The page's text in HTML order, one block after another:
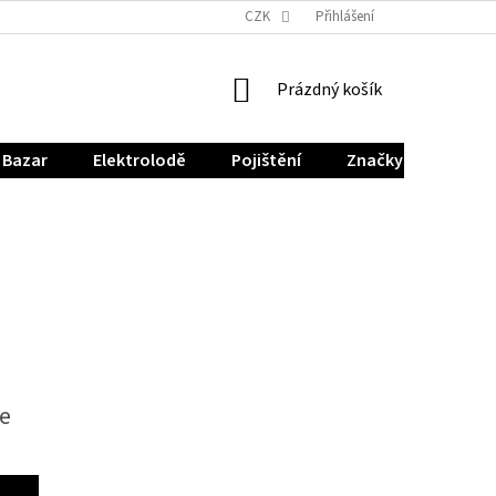
CZK Přihlášení
NÁKUPNÍ
Prázdný košík
Bazar Elektrolodě Pojištění Značky